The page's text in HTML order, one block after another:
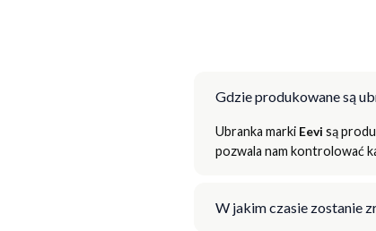
Gdzie produkowane są
Ubranka marki Eevi są
pozwala nam kontrolować
W jakim czasie zostanie